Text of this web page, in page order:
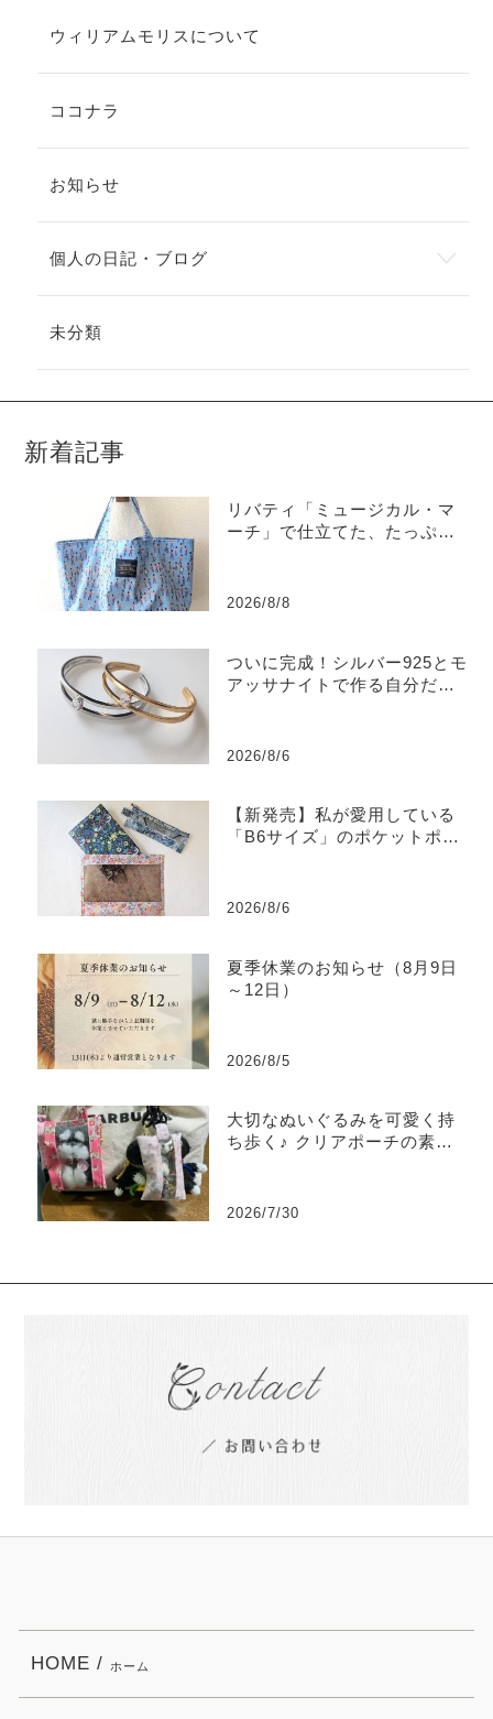
ウィリアムモリスについて
ココナラ
お知らせ
個人の日記・ブログ
未分類
新着記事
リバティ「ミュージカル・マ
ーチ」で仕立てた、たっぷり
2026/8/8
ついに完成！シルバー925とモ
アッサナイトで作る自分だけ
2026/8/6
【新発売】私が愛用している
「B6サイズ」のポケットポー
2026/8/6
夏季休業のお知らせ（8月9日
～12日）
2026/8/5
大切なぬいぐるみを可愛く持
ち歩く♪ クリアポーチの素敵
2026/7/30
HOME / ホーム